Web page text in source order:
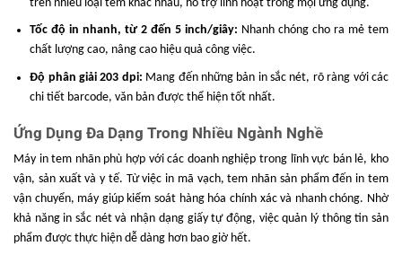
Phương
lý giấy
giấy
Nguồn
điện
Input: DC 24V, 2.5A
Điều kiện
hoạt
động
5 đến 40℃, độ ẩm 20%~90% RH
trên nhiều loại tem khác nhau, hỗ trợ linh hoạt trong mọi ứng dụng.
Tốc độ in nhanh, từ 2 đến 5 inch/giây: Nhanh chóng cho ra mẻ tem
chất lượng cao, nâng cao hiệu quả công việc.
Độ phân giải 203 dpi: Mang đến những bản in sắc nét, rõ ràng với các
chi tiết barcode, văn bản được thể hiện tốt nhất.
Ứng Dụng Đa Dạng Trong Nhiều Ngành Nghề
Máy in tem nhãn phù hợp với các doanh nghiệp trong lĩnh vực bán lẻ, kho
vận, sản xuất và y tế. Từ việc in mã vạch, tem nhãn sản phẩm đến in tem
vận chuyển, máy giúp kiểm soát hàng hóa chính xác và nhanh chóng. Nhờ
khả năng in sắc nét và nhận dạng giấy tự động, việc quản lý thông tin sản
phẩm được thực hiện dễ dàng hơn bao giờ hết.